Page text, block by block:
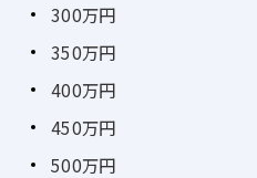
300万円
350万円
400万円
450万円
500万円